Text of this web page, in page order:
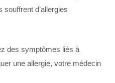
d’allergies
des symptômes liés à
une allergie, votre médecin